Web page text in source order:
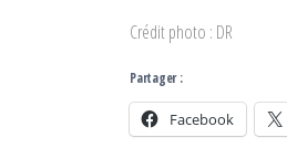
Crédit photo : DR
Partager :
Facebook